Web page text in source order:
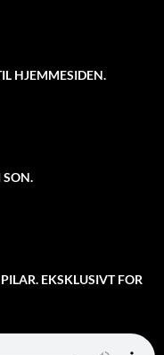
HJEMMESIDEN.
SON.
EKSKLUSIVT FOR